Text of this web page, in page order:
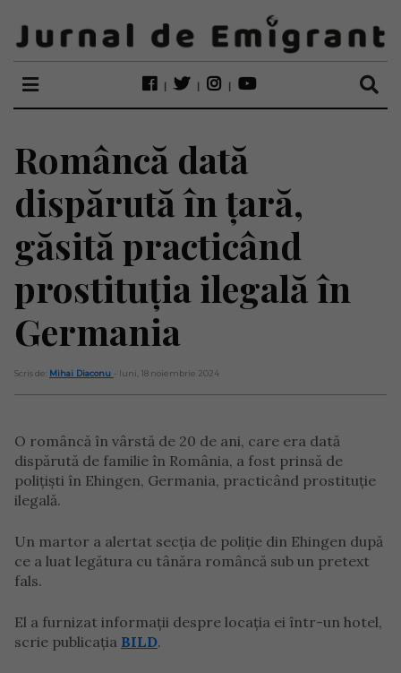
Româncă dată
dispărută în țară,
găsită practicând
prostituția ilegală în
Germania
Scris de: Mihai Diaconu - luni, 18 noiembrie 2024
O româncă în vârstă de 20 de ani, care era dată
dispărută de familie în România, a fost prinsă de
polițiști în Ehingen, Germania, practicând prostituție
ilegală.
Un martor a alertat secția de poliție din Ehingen după
ce a luat legătura cu tânăra româncă sub un pretext
fals.
El a furnizat informații despre locația ei într-un hotel,
scrie publicația BILD.